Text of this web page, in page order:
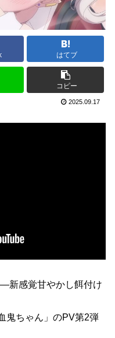
はてブ
コピー
2025.09.17
新感覚甘やかし餌付け
鬼ちゃん」のPV第2弾